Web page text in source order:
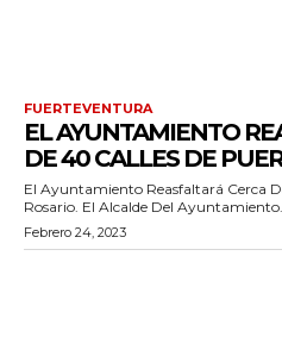
FUERTEVENTURA
EL AYUNTAMIENTO
DE 40 CALLES DE
El Ayuntamiento Reasfaltará Cerca
Rosario. El Alcalde Del Ayuntamiento...
Febrero 24, 2023